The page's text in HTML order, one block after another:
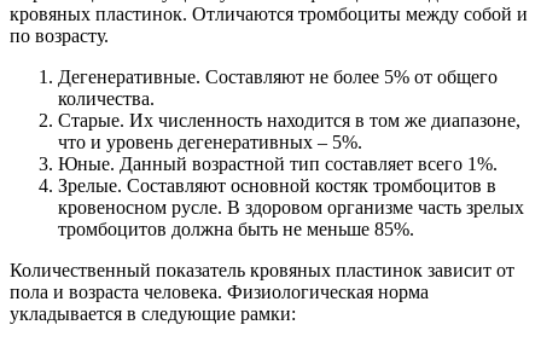
кровяных пластинок. Отличаются тромбоциты между собой и
по возрасту.
Дегенеративные. Составляют не более 5% от общего
количества.
Старые. Их численность находится в том же диапазоне,
что и уровень дегенеративных – 5%.
Юные. Данный возрастной тип составляет всего 1%.
Зрелые. Составляют основной костяк тромбоцитов в
кровеносном русле. В здоровом организме часть зрелых
тромбоцитов должна быть не меньше 85%.
Количественный показатель кровяных пластинок зависит от
пола и возраста человека. Физиологическая норма
укладывается в следующие рамки: